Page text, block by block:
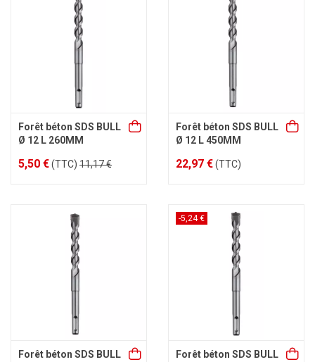
Forêt béton SDS BULL
Ø 12 L 260MM
5,50 €(TTC) 11,17 €
Forêt béton SDS BULL
Ø 12 L 450MM
22,97 €(TTC)
Forêt béton SDS BULL
-5,24 €
Forêt béton SDS BULL